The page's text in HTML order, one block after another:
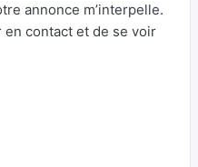
annonce m’interpelle.
contact et de se voir